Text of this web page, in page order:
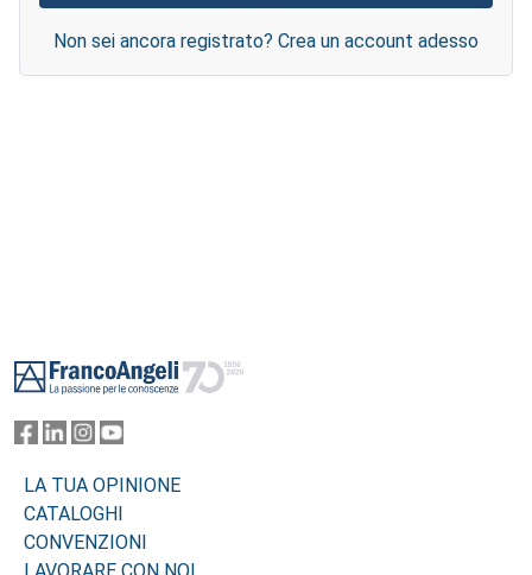
Non sei ancora registrato? Crea un account adesso
LA TUA OPINIONE
CATALOGHI
CONVENZIONI